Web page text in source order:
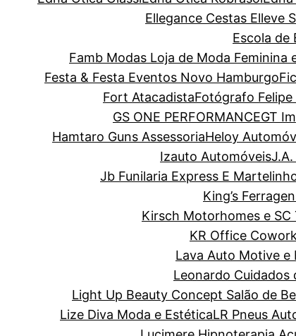
Ellegance Cestas Elleve
Escola de
Famb Modas Loja de Moda Feminina
Festa & Festa Eventos Novo Hamburgo
Fort AtacadistaFotógrafo Felipe
GS ONE PERFORMANCEGT
Hamtaro Guns AssessoriaHeloy
Izauto Automóveis
Jb Funilaria Express E
King’s
Kirsch Motorhomes e SC
KR Office
Lava Auto Motive e
Leonardo Cuidados
Light Up Beauty Concept Salão de
Lize Diva Moda e EstéticaLR Pneus